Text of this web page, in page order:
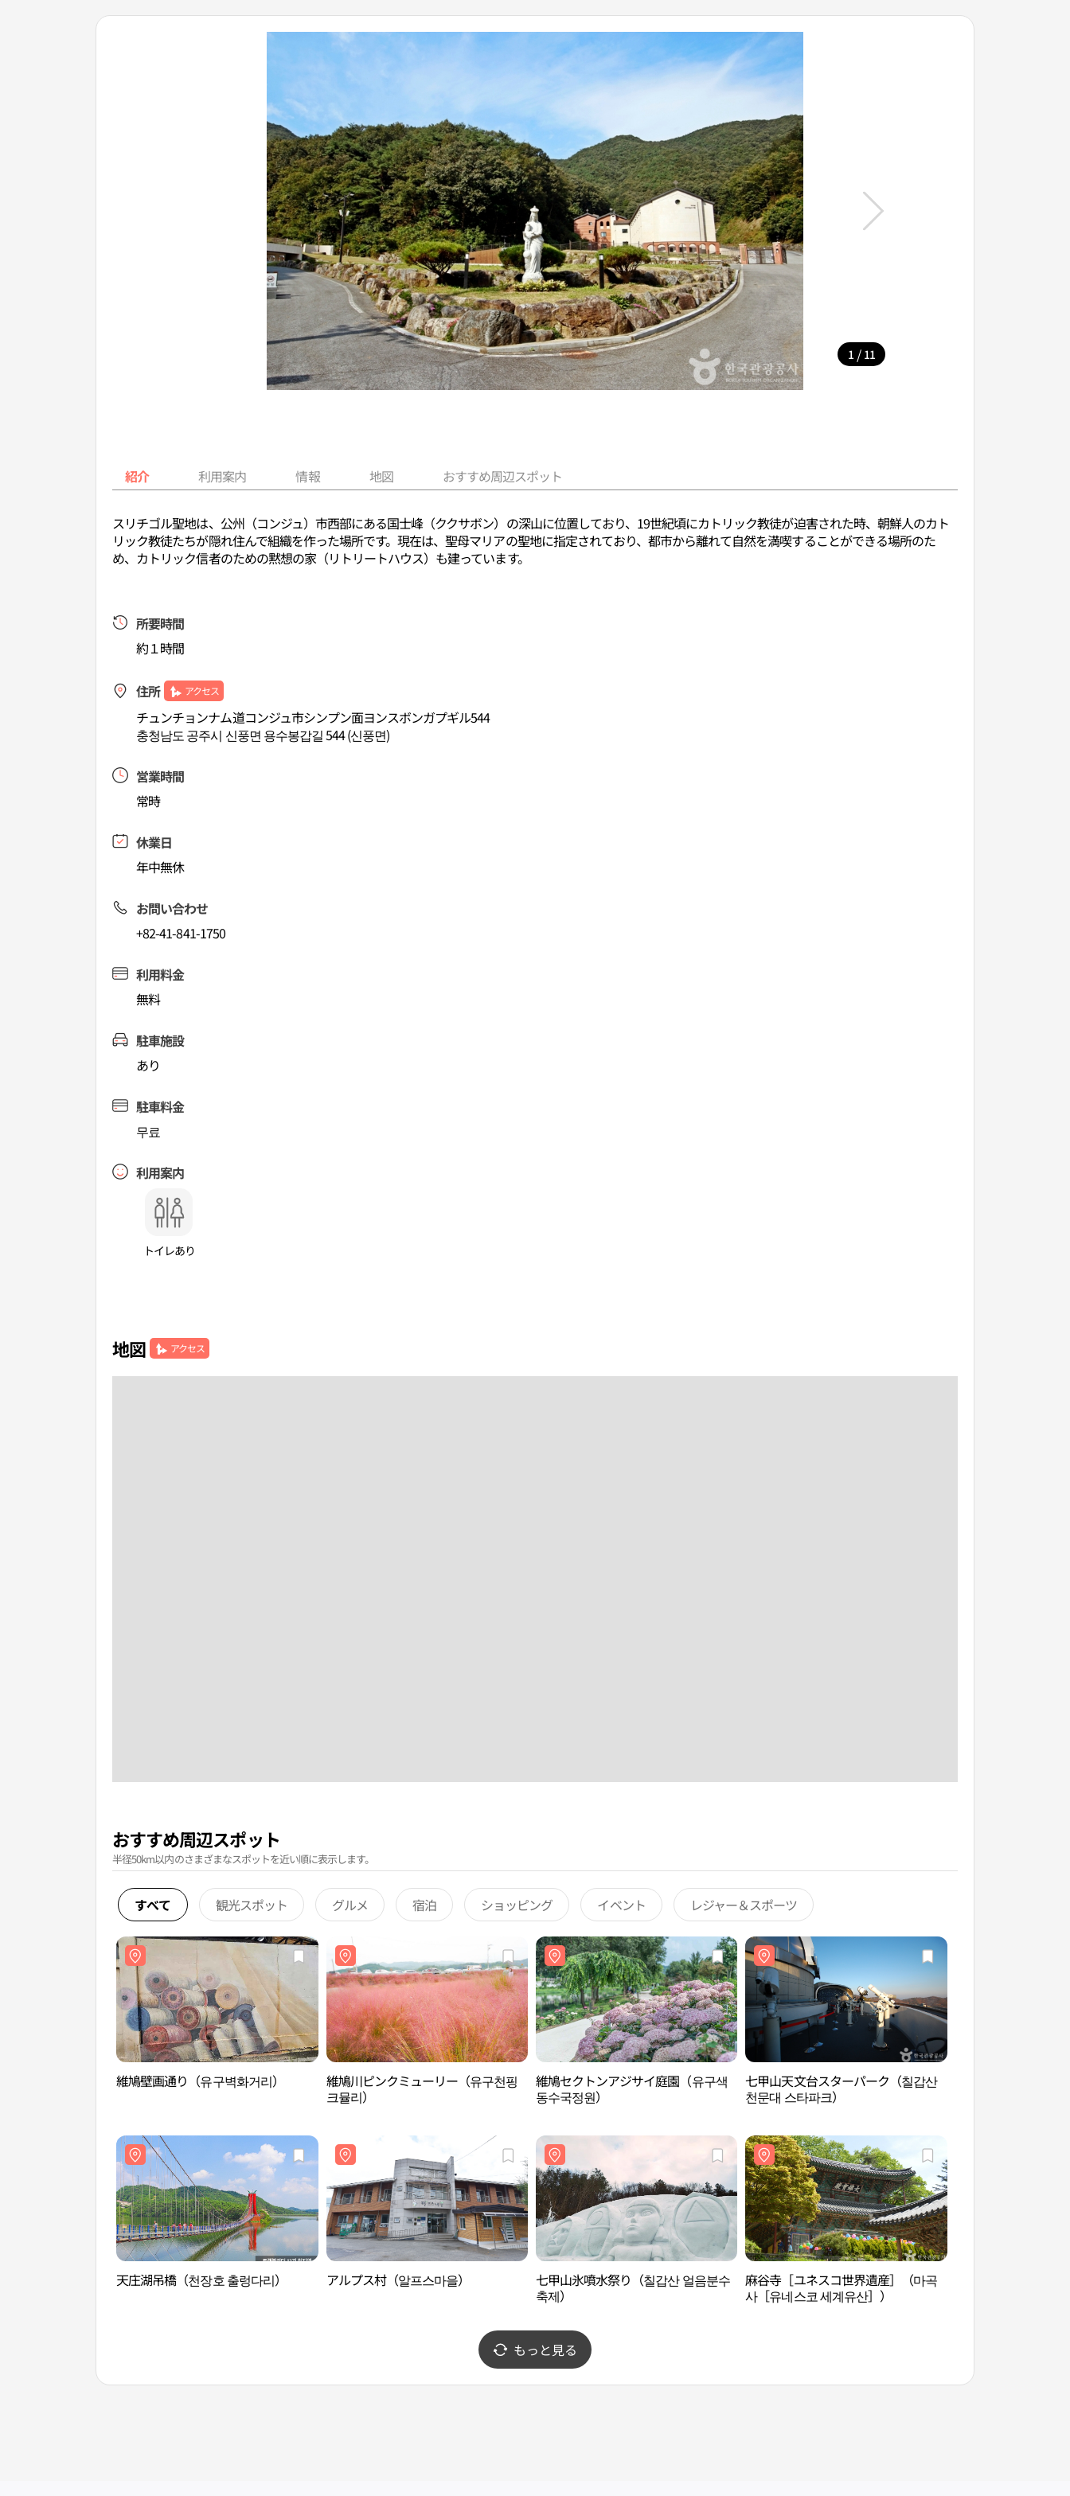
1 / 11
紹介 利用案内 情報 地図 おすすめ周辺スポット
スリチゴル聖地は、公州（コンジュ）市西部にある国士峰（ククサボン）の深山に位置しており、19世紀頃にカトリック教徒が迫害された時、朝鮮人のカト
リック教徒たちが隠れ住んで組織を作った場所です。現在は、聖母マリアの聖地に指定されており、都市から離れて自然を満喫することができる場所のた
め、カトリック信者のための黙想の家（リトリートハウス）も建っています。
所要時間
約１時間
住所 アクセス
チュンチョンナム道コンジュ市シンプン面ヨンスボンガプギル544
충청남도 공주시 신풍면 용수봉갑길 544 (신풍면)
営業時間
常時
休業日
年中無休
お問い合わせ
+82-41-841-1750
利用料金
無料
駐車施設
あり
駐車料金
무료
利用案内
トイレあり
地図 アクセス
おすすめ周辺スポット
半径50km以内のさまざまなスポットを近い順に表示します。
すべて 観光スポット グルメ 宿泊 ショッピング イベント レジャー＆スポーツ
維鳩壁画通り（유구벽화거리）
維鳩川ピンクミューリー（유구천핑
크뮬리）
維鳩セクトンアジサイ庭園（유구색
동수국정원）
七甲山天文台スターパーク（칠갑산
천문대 스타파크）
天庄湖吊橋（천장호 출렁다리） アルプス村（알프스마을）
七甲山氷噴水祭り（칠갑산 얼음분수
축제）
麻谷寺［ユネスコ世界遺産］（마곡
사［유네스코 세계유산］）
もっと見る